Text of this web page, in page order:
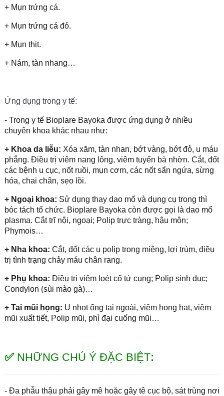
+ Mụn trứng cá.
+ Mụn trứng cá đỏ.
+ Mụn thịt.
+ Nám, tàn nhang…
Ứng dụng trong y tế:
- Trong y tế Bioplare Bayoka được ứng dụng ở nhiều
chuyên khoa khác nhau như:
+ Khoa da liễu: Xóa xăm, tàn nhan, bớt vàng, bớt đỏ, u máu
phẳng. Điều trị viêm nang lông, viêm tuyến bà nhờn. Cắt, đốt
các bệnh u cục, nốt ruồi, mụn cơm, các nốt sẩn ngứa, sừng
hóa, chai chân, sẹo lồi.
+ Ngoại khoa: Sử dụng thay dao mổ và dụng cụ trong thì
bóc tách tổ chức. Bioplare Bayoka còn được gọi là dao mổ
plasma. Cắt trĩ nội, ngoại; Polip trực tràng, hậu môn;
Phymois…
+ Nha khoa: Cắt, đốt các u polip trong miệng, lợi trùm, điều
trị tình trạng chảy máu chân rang.
+ Phụ khoa: Điều trị viêm loét cổ tử cung; Polip sinh dục;
Condylon (sùi mào gà)…
+ Tai mũi họng: U nhọt ống tai ngoài, viêm họng hạt, viêm
mũi xuất tiết, Polip mũi, phì đại cuống mũi…
✅ NHỮNG CHÚ Ý ĐẶC BIỆT:
- Đa phẫu thậu phải gây mê hoặc gây tê cục bộ, sát trùng nơi